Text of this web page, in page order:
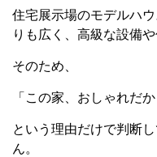
住宅展示場のモデルハ
りも広く、高級な設備
そのため、
「この家、おしゃれだか
という理由だけで判断
ん。